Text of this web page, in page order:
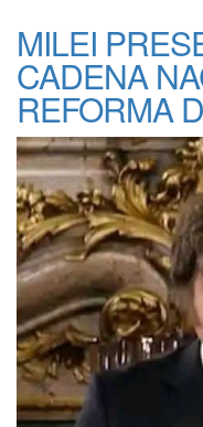
MILEI
CADENA
REFORMA